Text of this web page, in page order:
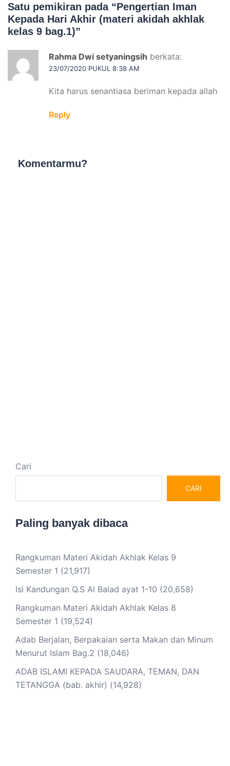
Satu pemikiran pada “Pengertian Iman
Kepada Hari Akhir (materi akidah akhlak
kelas 9 bag.1)”
Rahma Dwi setyaningsih berkata:
23/07/2020 PUKUL 8:38 AM
Kita harus senantiasa beriman kepada allah
Reply
Komentarmu?
Cari
CARI
Paling banyak dibaca
Rangkuman Materi Akidah Akhlak Kelas 9
Semester 1 (21,917)
Isi Kandungan Q.S Al Balad ayat 1-10 (20,658)
Rangkuman Materi Akidah Akhlak Kelas 8
Semester 1 (19,524)
Adab Berjalan, Berpakaian serta Makan dan Minum
Menurut Islam Bag.2 (18,046)
ADAB ISLAMI KEPADA SAUDARA, TEMAN, DAN
TETANGGA (bab. akhir) (14,928)